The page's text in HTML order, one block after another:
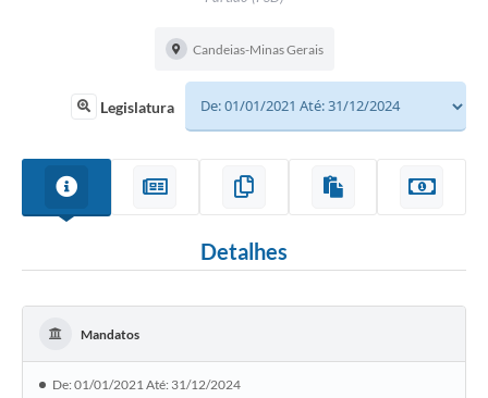
Candeias-Minas Gerais
Legislatura
Detalhes
Mandatos
De: 01/01/2021 Até: 31/12/2024